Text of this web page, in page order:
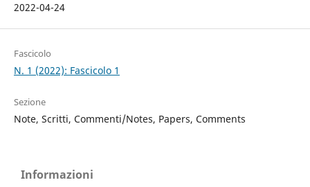
2022-04-24
Fascicolo
N. 1 (2022): Fascicolo 1
Sezione
Note, Scritti, Commenti/Notes, Papers, Comments
Informazioni